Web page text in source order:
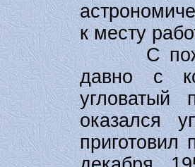
к месту
С
давно с
оказался
приготовил